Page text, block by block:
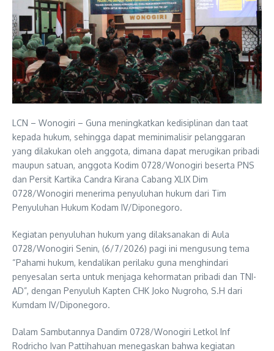
LCN – Wonogiri – Guna meningkatkan kedisiplinan dan taat
kepada hukum, sehingga dapat meminimalisir pelanggaran
yang dilakukan oleh anggota, dimana dapat merugikan pribadi
maupun satuan, anggota Kodim 0728/Wonogiri beserta PNS
dan Persit Kartika Candra Kirana Cabang XLIX Dim
0728/Wonogiri menerima penyuluhan hukum dari Tim
Penyuluhan Hukum Kodam IV/Diponegoro.
Kegiatan penyuluhan hukum yang dilaksanakan di Aula
0728/Wonogiri Senin, (6/7/2026) pagi ini mengusung tema
“Pahami hukum, kendalikan perilaku guna menghindari
penyesalan serta untuk menjaga kehormatan pribadi dan TNI-
AD”, dengan Penyuluh Kapten CHK Joko Nugroho, S.H dari
Kumdam IV/Diponegoro.
Dalam Sambutannya Dandim 0728/Wonogiri Letkol Inf
Rodricho Ivan Pattihahuan menegaskan bahwa kegiatan